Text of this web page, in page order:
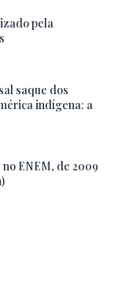
pela
saque dos
indígena: a
ENEM, de 2009